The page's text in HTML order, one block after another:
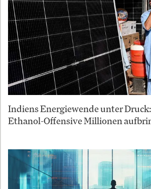
Indiens Energiewende unter
Ethanol-Offensive Millionen